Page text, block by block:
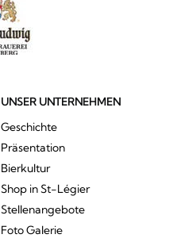
UNSER UNTERNEHMEN
Geschichte
Präsentation
Bierkultur
Shop in St-Légier
Stellenangebote
Foto Galerie